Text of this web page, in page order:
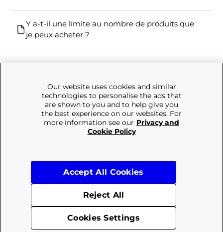
Y a-t-il une limite au nombre de produits que
je peux acheter ?
Vous ne trouvez pas ce que vous cherchez
?
RetoursConditions générales
Politique de confidentialité
© 2026 Frasers Group Trading Limited
Our website uses cookies and similar
technologies to personalise the ads that
are shown to you and to help give you
the best experience on our websites. For
more information see our Privacy and
Cookie Policy
Cookies Settings
Reject All
Accept All Cookies